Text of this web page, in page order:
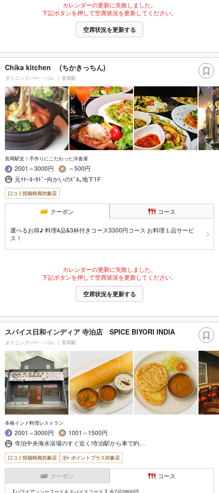
カレンダーの更新に失敗しました。
下記ボタンを押して空席状況を更新してください。
空席状況を更新する
Chika kitchen (ちかきっちん)
ダイニングバー・バル 長岡駅
長岡駅近！手作りにこだわった洋食屋
2001～3000円
～500円
元ｲﾄｰﾖｰｶﾄﾞｰ向かいのﾋﾞﾙ｡地下1F
口コミ投稿特典対象店
クーポン コース
選べるお得♪ 料理4品&3杯付きコース3300円コース お料理１品サービ
ス！
カレンダーの更新に失敗しました。
下記ボタンを押して空席状況を更新してください。
空席状況を更新する
スパイス日和インディア 寺泊店 SPICE BIYORI INDIA
ダイニングバー・バル 長岡駅
本格インド料理レストラン
2001～3000円
1001～1500円
寺泊中央海水浴場のすぐ近く!寺泊駅から車で約…
口コミ投稿特典対象店 ポイントプラス対象店
クーポン コース
【ハワイアンシーフード＆スパイスコース 】全7品3800円